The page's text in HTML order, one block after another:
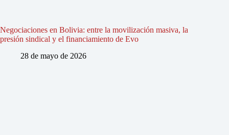
Negociaciones en Bolivia: entre la movilización masiva, la
presión sindical y el financiamiento de Evo
28 de mayo de 2026